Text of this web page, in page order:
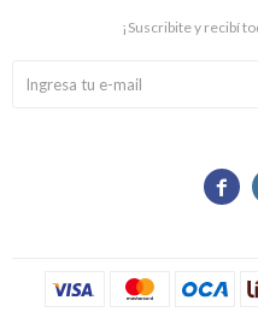

¡Suscribite y recibí